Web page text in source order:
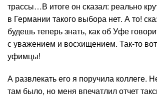
трассы…В итоге он сказал: реально
в Германии такого выбора нет. А то!
будешь теперь знать, как об Уфе
с уважением и восхищением. Так-то
уфимцы!
А развлекать его я поручила коллеге.
там было, но меня впечатлил отчет